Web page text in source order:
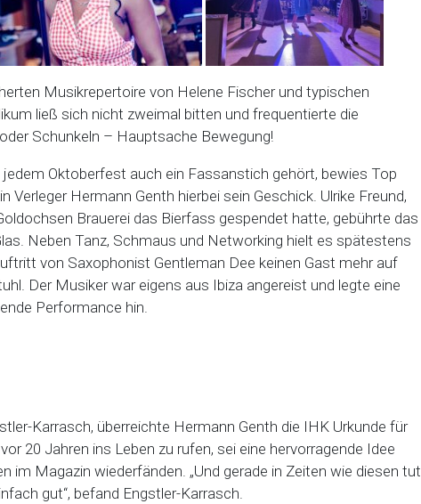
Musikrepertoire von Helene Fischer und typischen
ließ sich nicht zweimal bitten und frequentierte die
Schunkeln – Hauptsache Bewegung!
jedem Oktoberfest auch ein Fassanstich gehört, bewies Top
Verleger Hermann Genth hierbei sein Geschick. Ulrike Freund,
Brauerei das Bierfass gespendet hatte, gebührte das
Neben Tanz, Schmaus und Networking hielt es spätestens
von Saxophonist Gentleman Dee keinen Gast mehr auf
Der Musiker war eigens aus Ibiza angereist und legte eine
Performance hin.
Karrasch, überreichte Hermann Genth die IHK Urkunde für
20 Jahren ins Leben zu rufen, sei eine hervorragende Idee
im Magazin wiederfänden. „Und gerade in Zeiten wie diesen tut
gut“, befand Engstler-Karrasch.